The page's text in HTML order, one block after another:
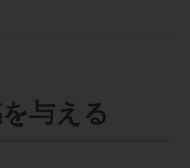
与える